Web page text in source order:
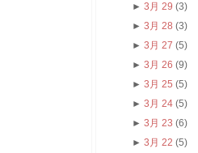
► 3月 29 (3)
► 3月 28 (3)
► 3月 27 (5)
► 3月 26 (9)
► 3月 25 (5)
► 3月 24 (5)
► 3月 23 (6)
► 3月 22 (5)